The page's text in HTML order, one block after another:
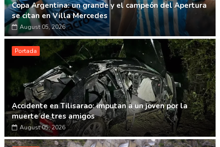
Copa Argentina: un grande y el campeón del Apertura
se citan en Villa Mercedes
August 05, 2026
Portada
Accidente en Tilisarao: imputan a un joven por la
muerte de tres amigos
August 05, 2026